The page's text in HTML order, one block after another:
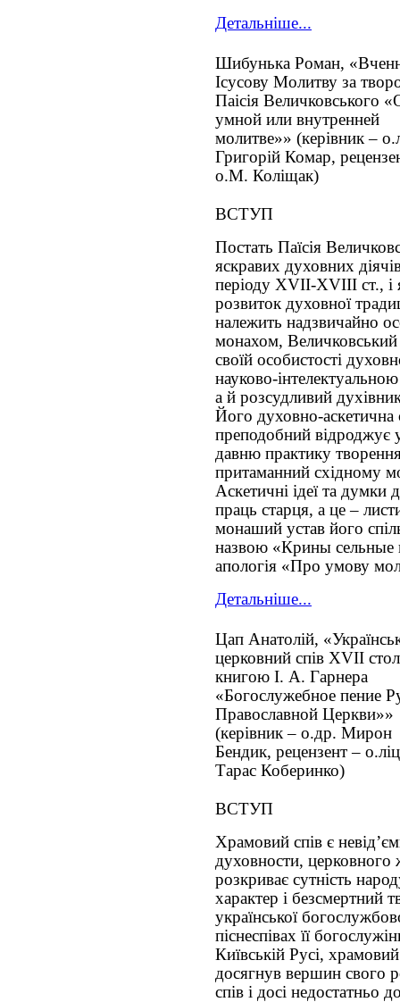
Детальніше...
Шибунька Роман,
Ісусову Молитву за
Паісія Величковського
умной или внутренней
молитве»» (керівник –
Григорій Комар,
о.М. Коліщак)
ВСТУП
Постать Паїсія
яскравих духовних
періоду XVII-XVIII ст., і
розвиток духовної
належить надзвичайно
монахом, Величковський
своїй особистості
науково-
а й розсудливий
Його духовно-аскетична
преподобний відроджує
давню практику
притаманний східному
Аскетичні ідеї та думки
праць старця, а це –
монаший устав його
назвою «Крины сельные
апологія «Про умову
Детальніше...
Цап Анатолій,
церковний спів XVII
книгою І. А. Гарнера
«Богослужебное пение
Православной Церкви»»
(керівник – о.др. Мирон
Бендик, рецензент –
Тарас Коберинко)
ВСТУП
Храмовий спів є
духовности,
розкриває сутність
характер і безсмертний
української
піснеспівах її
Київській Русі,
досягнув вершин свого
спів і досі недостатньо